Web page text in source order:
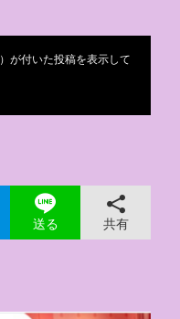
）が付いた投稿を表示して
送る 共有